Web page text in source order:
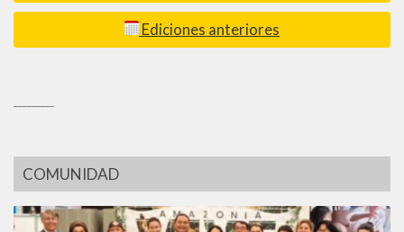
Ediciones anteriores
COMUNIDAD